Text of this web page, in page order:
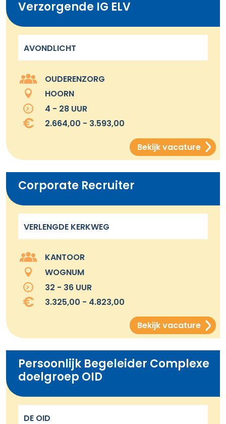
Verzorgende IG ELV
AVONDLICHT
OUDERENZORG
HOORN
4 - 28 UUR
2.664,00 - 3.593,00
Bekijk vacature
Corporate Recruiter
VERLENGDE KERKWEG
KANTOOR
WOGNUM
32 - 36 UUR
3.325,00 - 4.823,00
Bekijk vacature
Persoonlijk Begeleider Complexe
doelgroep OID
DE OID